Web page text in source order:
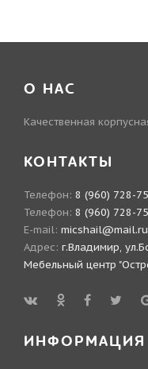
О НАС
Качественная
КОНТАКТЫ
Телефон: 8 (960) 728-
Телефон: 8 (960) 728-
E-mail: micshail@mail.ru
Адрес: г.Владимир,
Мебельный центр
ИНФОРМАЦИЯ